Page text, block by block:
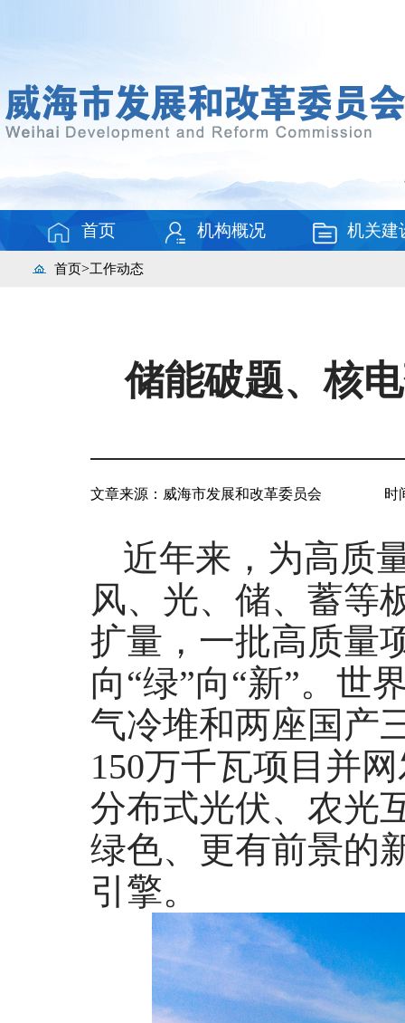
首页 机构概况 机关建
首页>工作动态
储能破题、核
文章来源： 威海市发展和改革委员会 时
近年来，为高质
风、光、储、蓄等
扩量，一批高质量
向“绿”向“新”。世
气冷堆和两座国产
150万千瓦项目并
分布式光伏、农光
绿色、更有前景的
引擎。